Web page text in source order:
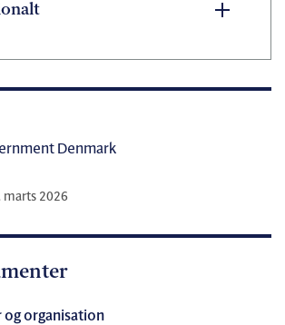
Denmark
marts 2026
og organisation